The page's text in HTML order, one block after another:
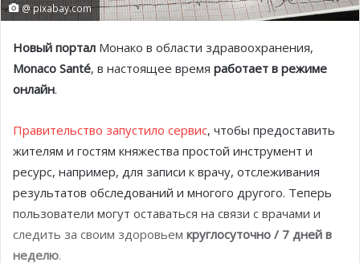
@ pixabay.com
Новый портал Монако в области здравоохранения,
Monaco Santé, в настоящее время работает в режиме
онлайн.
Правительство запустило сервис, чтобы предоставить
жителям и гостям княжества простой инструмент и
ресурс, например, для записи к врачу, отслеживания
результатов обследований и многого другого. Теперь
пользователи могут оставаться на связи с врачами и
следить за своим здоровьем круглосуточно / 7 дней в
неделю.